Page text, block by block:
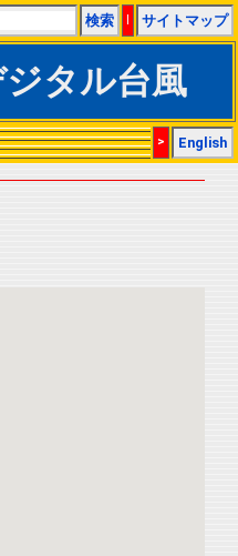
検索 | サイトマップ
タル台風
> English